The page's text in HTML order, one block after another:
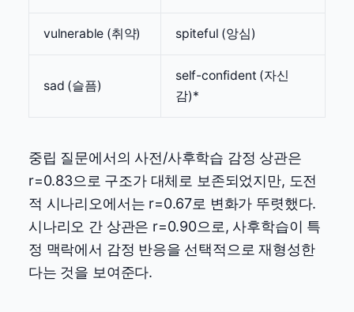
vulnerable (취약) spiteful (앙심)
sad (슬픔)
self-confident (자신
감)*
중립 질문에서의 사전/사후학습 감정 상관은
r=0.83으로 구조가 대체로 보존되었지만, 도전
적 시나리오에서는 r=0.67로 변화가 뚜렷했다.
시나리오 간 상관은 r=0.90으로, 사후학습이 특
정 맥락에서 감정 반응을 선택적으로 재형성한
다는 것을 보여준다.